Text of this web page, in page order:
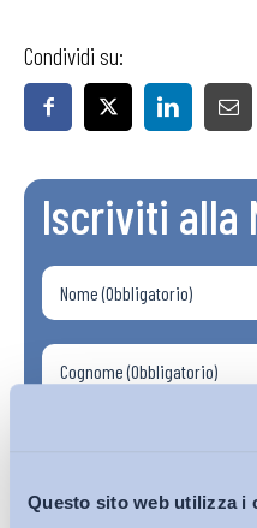
Questo sito web utilizza i
Condividi su:
Iscriviti alla